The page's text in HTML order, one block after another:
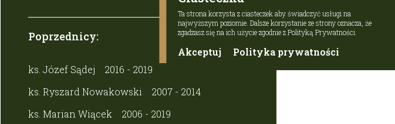
Ta strona korzysta z ciasteczek aby świadczyć usługi na
najwyższym poziomie. Dalsze korzystanie ze strony oznacza, że
zgadzasz się na ich użycie zgodnie z Polityką Prywatności.
Akceptuj Polityka prywatności
Poprzednicy:
ks. Józef Sądej
2016 - 2019
ks. Ryszard Nowakowski
2007 - 2014
ks. Marian Wiącek
2006 - 2019